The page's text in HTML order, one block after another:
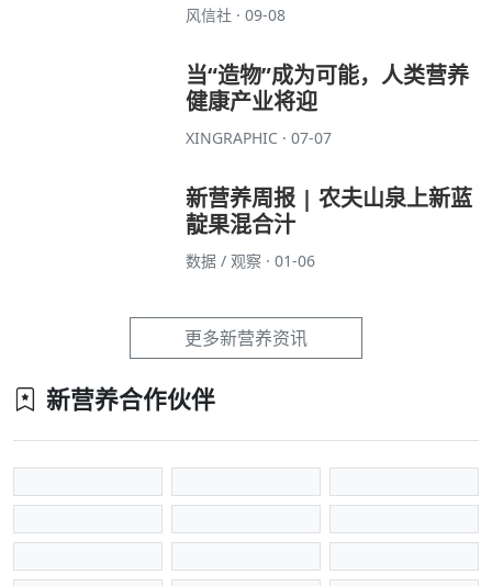
风信社 · 09-08
当“造物”成为可能，人类营养
健康产业将迎
XINGRAPHIC · 07-07
新营养周报 | 农夫山泉上新蓝
靛果混合汁
数据 / 观察 · 01-06
更多新营养资讯
新营养合作伙伴